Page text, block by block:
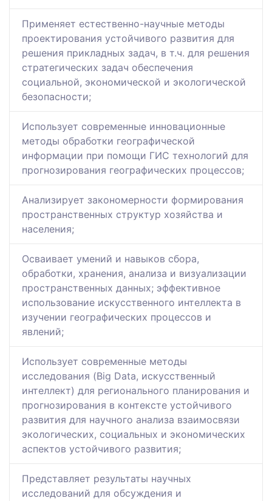
Применяет естественно-научные методы
проектирования устойчивого развития для
решения прикладных задач, в т.ч. для решения
стратегических задач обеспечения
социальной, экономической и экологической
безопасности;
Использует современные инновационные
методы обработки географической
информации при помощи ГИС технологий для
прогнозирования географических процессов;
Анализирует закономерности формирования
пространственных структур хозяйства и
населения;
Осваивает умений и навыков сбора,
обработки, хранения, анализа и визуализации
пространственных данных; эффективное
использование искусственного интеллекта в
изучении географических процессов и
явлений;
Использует современные методы
исследования (Big Data, искусственный
интеллект) для регионального планирования и
прогнозирования в контексте устойчивого
развития для научного анализа взаимосвязи
экологических, социальных и экономических
аспектов устойчивого развития;
Представляет результаты научных
исследований для обсуждения и